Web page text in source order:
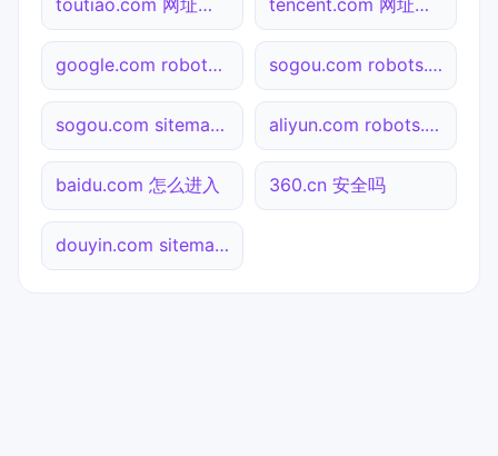
toutiao.com 网址查询 tencent.com 网址查询
google.com robots.txt检测 sogou.com robots.txt检测
sogou.com sitemap.xml检测 aliyun.com robots.txt检测
baidu.com 怎么进入 360.cn 安全吗
douyin.com sitemap.xml检测